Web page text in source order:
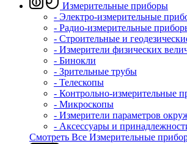
Измерительные приборы
- Электро-измерительные
- Радио-измерительные
- Строительные и
- Измерители физических
- Бинокли
- Зрительные трубы
- Телескопы
- Контрольно-измерительные
- Микроскопы
- Измерители параметров
- Аксессуары и
Смотреть Все Измерительные